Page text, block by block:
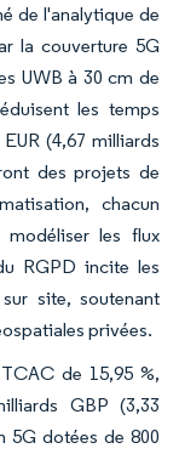
de l'analytique de
la couverture 5G
UWB à 30 cm de
les temps
(4,67 milliards
des projets de
chacun
modéliser les flux
RGPD incite les
site, soutenant
privées.
de 15,95 %,
GBP (3,33
5G dotées de 800